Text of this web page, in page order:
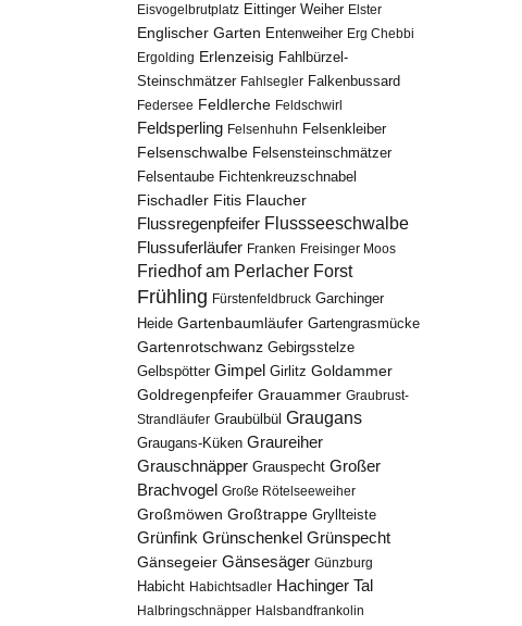
Eisvogelbrutplatz Eittinger Weiher Elster
Englischer Garten Entenweiher Erg Chebbi
Ergolding Erlenzeisig Fahlbürzel-
Steinschmätzer Fahlsegler Falkenbussard
Federsee Feldlerche Feldschwirl
Feldsperling Felsenhuhn Felsenkleiber
Felsenschwalbe Felsensteinschmätzer
Felsentaube Fichtenkreuzschnabel
Fischadler Fitis Flaucher
Flussregenpfeifer Flussseeschwalbe
Flussuferläufer Franken Freisinger Moos
Friedhof am Perlacher Forst
Frühling Fürstenfeldbruck Garchinger
Heide Gartenbaumläufer Gartengrasmücke
Gartenrotschwanz Gebirgsstelze
Gelbspötter Gimpel Girlitz Goldammer
Goldregenpfeifer Grauammer Graubrust-
Strandläufer Graubülbül Graugans
Graugans-Küken Graureiher
Grauschnäpper Grauspecht Großer
Brachvogel Große Rötelseeweiher
Großmöwen Großtrappe Gryllteiste
Grünfink Grünschenkel Grünspecht
Gänsegeier Gänsesäger Günzburg
Habicht Habichtsadler Hachinger Tal
Halbringschnäpper Halsbandfrankolin